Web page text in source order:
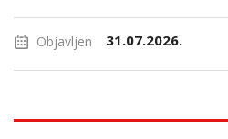
Objavljen 31.07.2026.